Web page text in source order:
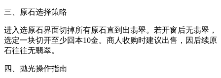
三、原石选择策略
进入选原石界面切掉所有原石直到出翡翠。若开窗后无翡翠，
选定一块切开至少回本10金。商人收购时建议出售，因后续原
石往往无翡翠。
四、抛光操作指南